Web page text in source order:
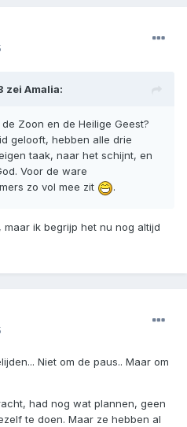
zei Amalia:
Zoon en de Heilige Geest?
gelooft, hebben alle drie
taak, naar het schijnt, en
Voor de ware
zo vol mee zit
.
ik begrijp het nu nog altijd
Niet om de paus.. Maar om
had nog wat plannen, geen
te doen. Maar ze hebben al